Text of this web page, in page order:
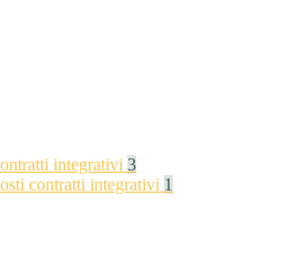
integrativi 3
contratti integrativi 1